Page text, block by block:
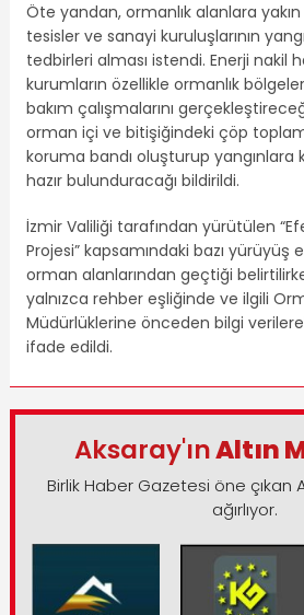
Öte yandan, ormanlık alanlara
tesisler ve sanayi kuruluşlarının
tedbirleri alması istendi. Enerji nakil
kurumların özellikle ormanlık
bakım çalışmalarını
orman içi ve bitişiğindeki çöp
koruma bandı oluşturup yangınlara
hazır bulunduracağı bildirildi.
İzmir Valiliği tarafından yürütülen
Projesi” kapsamındaki bazı yürüyüş
orman alanlarından geçtiği
yalnızca rehber eşliğinde ve ilgili
Müdürlüklerine önceden bilgi
ifade edildi.
Aksaray'ınAltın
Birlik Haber Gazetesi öne çıkan
ağırlıyor.